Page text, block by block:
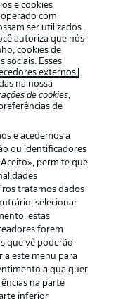
legais
privacidade
e cookies
com
ser utilizados.
autoriza que nós
cookies de
sociais. Esses
externos .
na nossa
de cookies,
de
e acedemos a
ou identificadores
permite que
tratamos dados
selecionar
estas
forem
que vê poderão
a este menu para
a qualquer
na parte
inferior